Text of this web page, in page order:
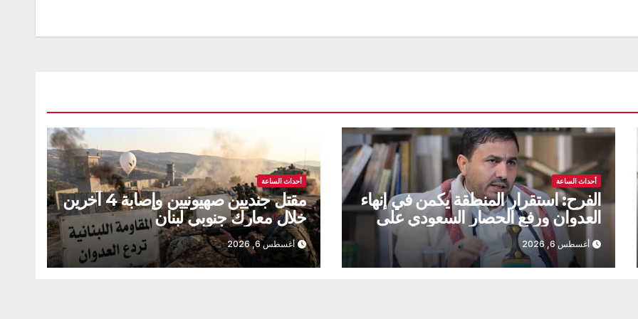
أحداث الساعة
الفرح: استقرار المنطقة يكمن في إنهاء
العدوان ورفع الحصار السعودي على
اليمن
أغسطس 6, 2026
أحداث الساعة
مقتل جنديين صهيونيين وإصابة 4 آخرين
خلال معارك جنوبي لبنان
أغسطس 6, 2026